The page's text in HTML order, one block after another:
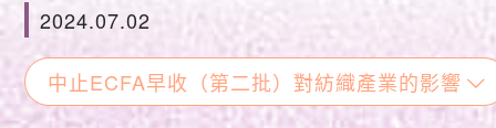
2024.07.02
中止ECFA早收（第二批）對紡織產業的影響